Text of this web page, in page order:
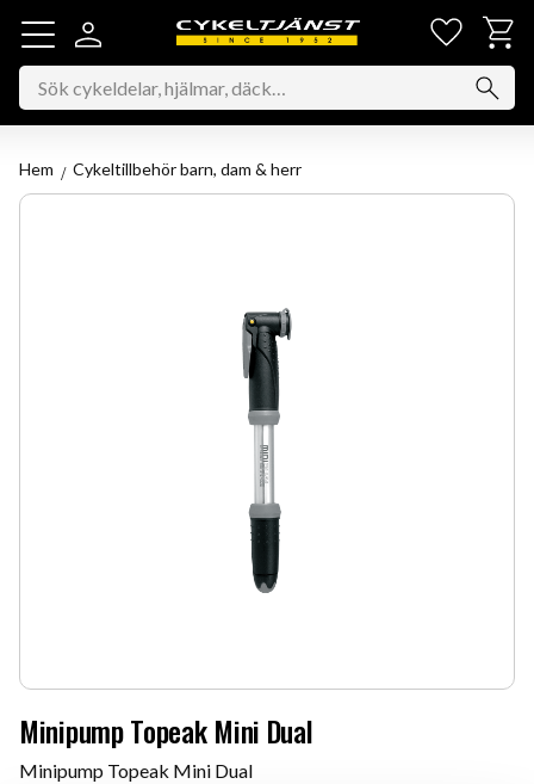
Meny
Hem Cykeltillbehör barn, dam & herr
Minipump Topeak Mini Dual
Minipump Topeak Mini Dual